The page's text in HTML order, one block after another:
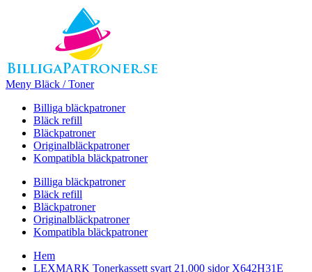
Meny Bläck / Toner
Billiga bläckpatroner
Bläck refill
Bläckpatroner
Originalbläckpatroner
Kompatibla bläckpatroner
Billiga bläckpatroner
Bläck refill
Bläckpatroner
Originalbläckpatroner
Kompatibla bläckpatroner
Hem
LEXMARK Tonerkassett svart 21.000 sidor X642H31E